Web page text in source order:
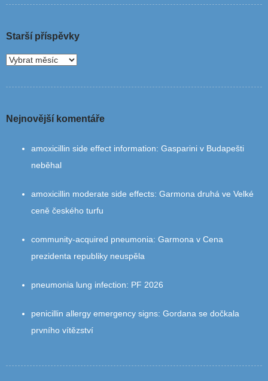
Starší příspěvky
Nejnovější komentáře
amoxicillin side effect information: Gasparini v Budapešti
neběhal
amoxicillin moderate side effects: Garmona druhá ve Velké
ceně českého turfu
community‑acquired pneumonia: Garmona v Cena
prezidenta republiky neuspěla
pneumonia lung infection: PF 2026
penicillin allergy emergency signs: Gordana se dočkala
prvního vítězství